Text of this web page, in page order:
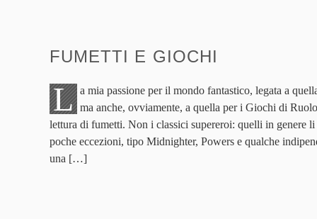
FUMETTI E GIOCHI
L a mia passione per il mondo fantastico, legata a
ma anche, ovviamente, a quella per i Giochi di
lettura di fumetti. Non i classici supereroi: quelli in genere
poche eccezioni, tipo Midnighter, Powers e qualche
una […]